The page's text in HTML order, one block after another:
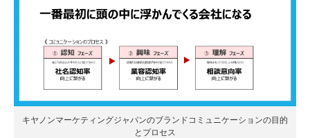
キヤノンマーケティングジャパンのブランドコミュニケーションの目的
とプロセス